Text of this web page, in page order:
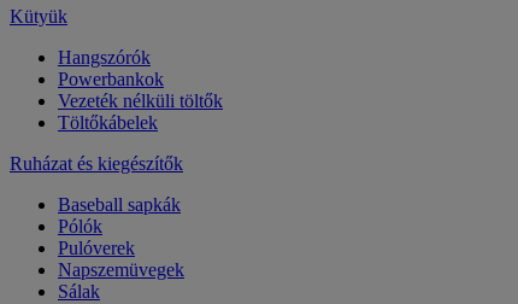
Kütyük
Hangszórók
Powerbankok
Vezeték nélküli töltők
Töltőkábelek
Ruházat és kiegészítők
Baseball sapkák
Pólók
Pulóverek
Napszemüvegek
Sálak